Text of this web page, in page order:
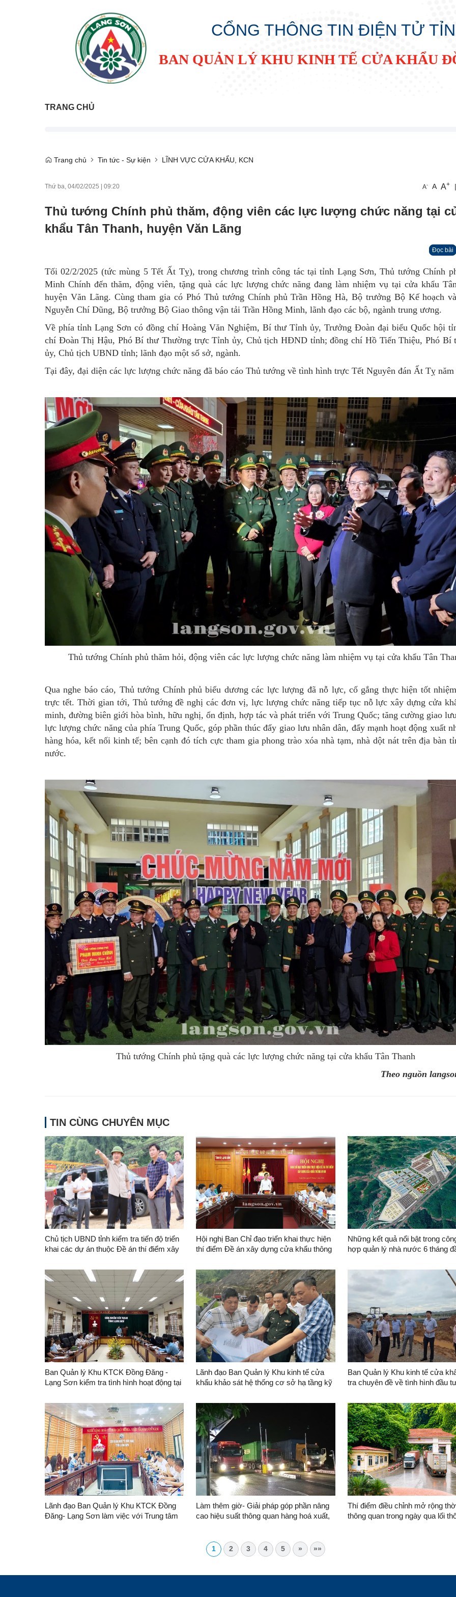
CỔNG THÔNG TIN ĐIỆN TỬ
BAN QUẢN LÝ KHU KINH TẾ CỬA KHẨU
TRANG CHỦ
Trang chủ Tin tức - Sự kiện LĨNH VỰC CỬA KHẨU, KCN
Thứ ba, 04/02/2025 | 09:20 A- A A+ |
Thủ tướng Chính phủ thăm, động viên các lực lượng chức năng tại
khẩu Tân Thanh, huyện Văn Lãng
Đọc bài
Tối 02/2/2025 (tức mùng 5 Tết Ất Tỵ), trong chương trình công tác tại tỉnh Lạng Sơn, Thủ tướng Chính
Minh Chính đến thăm, động viên, tặng quà các lực lượng chức năng đang làm nhiệm vụ tại cửa khẩu
huyện Văn Lãng. Cùng tham gia có Phó Thủ tướng Chính phủ Trần Hồng Hà, Bộ trưởng Bộ Kế hoạch
Nguyễn Chí Dũng, Bộ trưởng Bộ Giao thông vận tải Trần Hồng Minh, lãnh đạo các bộ, ngành trung ương.
Về phía tỉnh Lạng Sơn có đồng chí Hoàng Văn Nghiệm, Bí thư Tỉnh ủy, Trưởng Đoàn đại biểu Quốc hội
chí Đoàn Thị Hậu, Phó Bí thư Thường trực Tỉnh ủy, Chủ tịch HĐND tỉnh; đồng chí Hồ Tiến Thiệu, Phó Bí
ủy, Chủ tịch UBND tỉnh; lãnh đạo một số sở, ngành.
Tại đây, đại diện các lực lượng chức năng đã báo cáo Thủ tướng về tình hình trực Tết Nguyên đán Ất Tỵ năm
Thủ tướng Chính phủ thăm hỏi, động viên các lực lượng chức năng làm nhiệm vụ tại cửa khẩu Tân
Qua nghe báo cáo, Thủ tướng Chính phủ biểu dương các lực lượng đã nỗ lực, cố gắng thực hiện tốt
trực tết. Thời gian tới, Thủ tướng đề nghị các đơn vị, lực lượng chức năng tiếp tục nỗ lực xây dựng cửa
minh, đường biên giới hòa bình, hữu nghị, ổn định, hợp tác và phát triển với Trung Quốc; tăng cường giao
lực lượng chức năng của phía Trung Quốc, góp phần thúc đẩy giao lưu nhân dân, đẩy mạnh hoạt động xuất
hàng hóa, kết nối kinh tế; bên cạnh đó tích cực tham gia phong trào xóa nhà tạm, nhà dột nát trên địa bàn
nước.
Thủ tướng Chính phủ tặng quà các lực lượng chức năng tại cửa khẩu Tân Thanh
Theo nguồn
TIN CÙNG CHUYÊN MỤC
Chủ tịch UBND tỉnh kiểm tra tiến độ triển
khai các dự án thuộc Đề án thí điểm xây
Hội nghị Ban Chỉ đạo triển khai thực hiện
thí điểm Đề án xây dựng cửa khẩu thông
Những kết quả nổi bật trong
hợp quản lý nhà nước 6 tháng
Đăng - Lạng Sơn
Ban Quản lý Khu KTCK Đồng Đăng -
Lạng Sơn kiểm tra tình hình hoạt động tại
Lãnh đạo Ban Quản lý Khu kinh tế cửa
khẩu khảo sát hệ thống cơ sở hạ tầng kỹ
Ban Quản lý Khu kinh tế cửa
tra chuyên đề về tình hình đầu
công nghiệp VSIP Lạng Sơn
Lãnh đạo Ban Quản lý Khu KTCK Đồng
Đăng- Lạng Sơn làm việc với Trung tâm
Làm thêm giờ- Giải pháp góp phần nâng
cao hiệu suất thông quan hàng hoá xuất,
1120 (Hữu Nghị-Hữu Nghị Quan)
Thí điểm điều chỉnh mở rộng
thông quan trong ngày qua lối
1 2 3 4 5 » »»